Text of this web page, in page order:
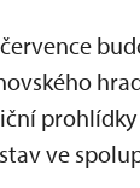
července
ve